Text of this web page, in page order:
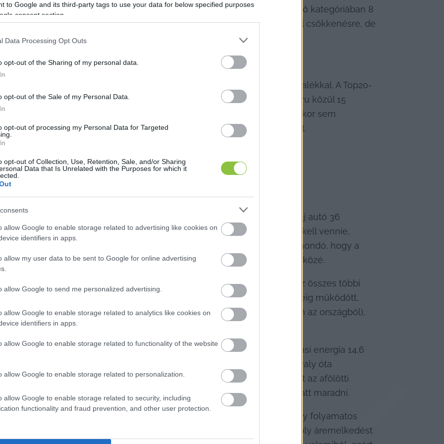
to Google and its third-party tags to use your data for below specified purposes
consent section.
Data Processing Opt Outs
opt-out of the Sharing of my personal data.
opt-out of the Sale of my Personal Data.
opt-out of processing my Personal Data for Targeted
opt-out of Collection, Use, Retention, Sale, and/or Sharing
Data that Is Unrelated with the Purposes for which it
allow Google to enable storage related to advertising like cookies on
identifiers in apps.
allow my user data to be sent to Google for online advertising
allow Google to send me personalized advertising.
allow Google to enable storage related to analytics like cookies on
identifiers in apps.
allow Google to enable storage related to functionality of the website
allow Google to enable storage related to personalization.
allow Google to enable storage related to security, including
functionality and fraud prevention, and other user protection.
2022 januárjában is a szolgáltatásokon és a ruhákon kívül minden fő kategóriában 8
már beálltak az árak egy elviselhetőbb növekedésre vagy néhol csökkenésre, de
a 2020-2021 környéki szintekre, vagy akár a 2022 elejire.
képest a tankönyv drágult a legnagyobb mértékben, 124 százalékkal. A Top20-
szeptemberi szint dupláját. A húsz legnagyobb drágulást mutató áru közül 15
a közlekedéshez kell. Az egyetlen olyan termék, aminek az ára akkor sem
levették az árucsoport legnagyobb forgalmú tételéről, a finomliszt.
tartozik a használt autó – ha hozzátesszük, hogy eközben viszont az új autó 36
volt, elég látványos különbség mutatkozik abban, hogy akinek kocsit kell vennie,
tartoznak még az elektronikai termékek és a ruházkodás is. Sokatmondó, hogy a
be lehetett kerülni a húsz legkevésbé dráguló termékcsoport közé.
sapkát például a csirkemell vagy a 2,8 százalékos UHT-tej, eközben az összes többi
extrém szinten nőttek. Ellenben az üzemanyagok árstopja egy ideig működött,
elengedte a kormány az árstopot (különben elfogyott volna a benzin az országból),
idén szeptemberi inflációs adatban azt hozta ki a KSH, hogy a háztartási energia 14,6
A kérdés, hogy lehet ez, ha közben nem változtak a hatósági árak tavaly óta
hivatal külön veszi a rezsicsökkentett fogyasztási korlát alatti, valamint az afölötti
az alapján, hogy épp mennyire sikerült az embereknek a korlát alatt maradni.
bajt okoz, 2021 végétől kezdve egészen 2023 júliusáig tartott egy folyamatos
sosem volt elviselhetetlen, összességében viszont már igen komoly áremelkedést